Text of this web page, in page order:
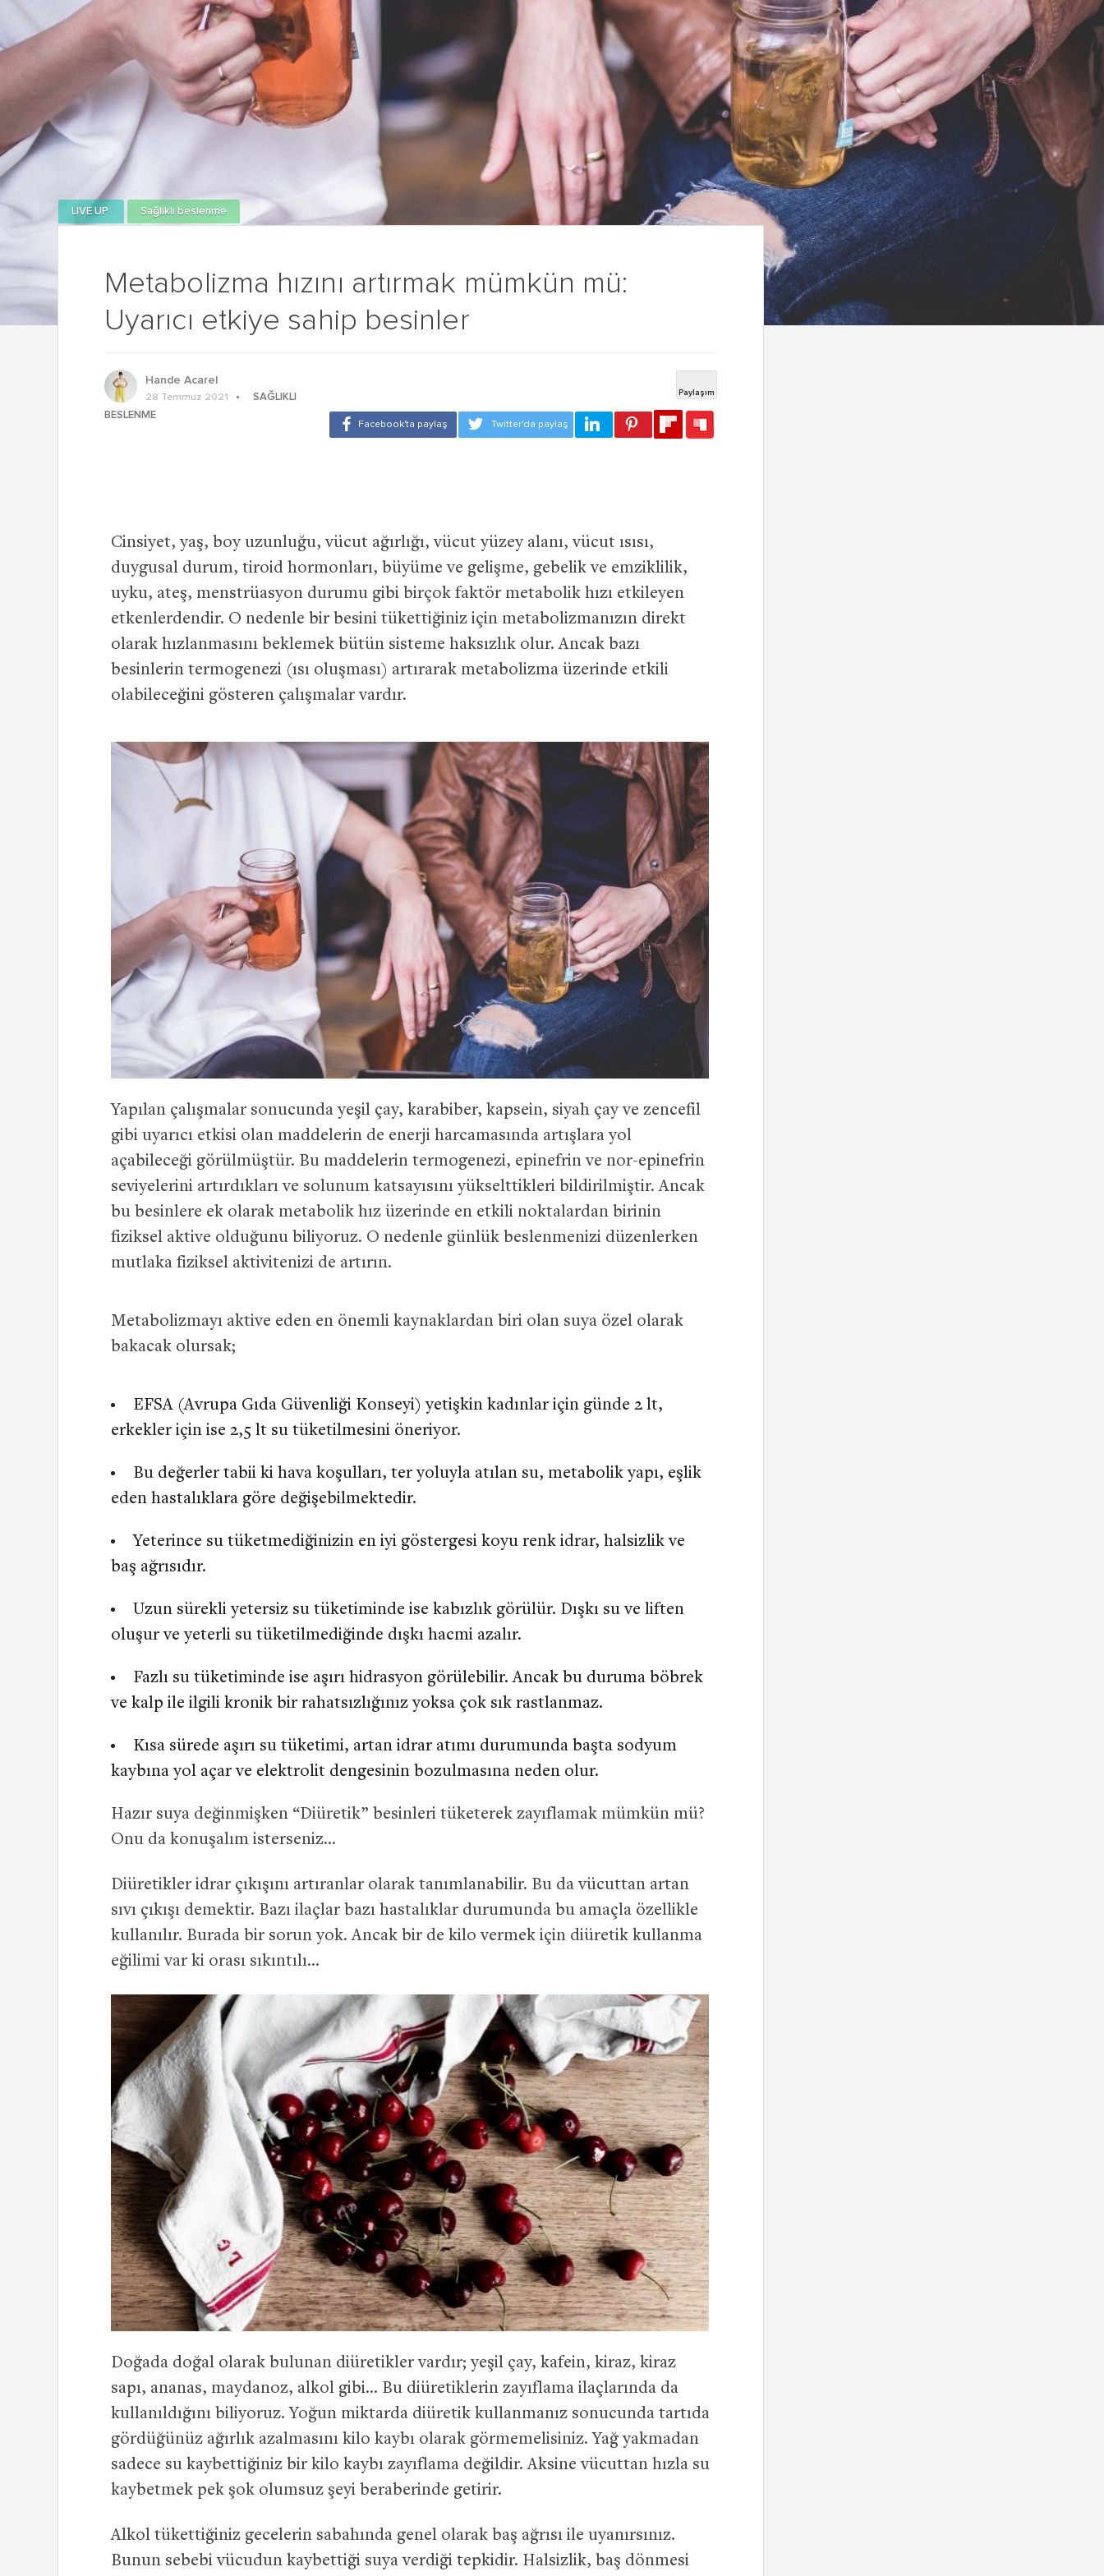
Metabolizma hızını artırmak mümkün mü:
Uyarıcı etkiye sahip besinler
LIVE UP Sağlıklı beslenme
Hande Acarel
28 Temmuz 2021
SAĞLIKLI
BESLENME
Cinsiyet, yaş, boy uzunluğu, vücut ağırlığı, vücut yüzey alanı, vücut ısısı,
duygusal durum, tiroid hormonları, büyüme ve gelişme, gebelik ve emziklilik,
uyku, ateş, menstrüasyon durumu gibi birçok faktör metabolik hızı etkileyen
etkenlerdendir. O nedenle bir besini tükettiğiniz için metabolizmanızın direkt
olarak hızlanmasını beklemek bütün sisteme haksızlık olur. Ancak bazı
besinlerin termogenezi (ısı oluşması) artırarak metabolizma üzerinde etkili
olabileceğini gösteren çalışmalar vardır.
Yapılan çalışmalar sonucunda yeşil çay, karabiber, kapsein, siyah çay ve zencefil
gibi uyarıcı etkisi olan maddelerin de enerji harcamasında artışlara yol
açabileceği görülmüştür. Bu maddelerin termogenezi, epinefrin ve nor-epinefrin
seviyelerini artırdıkları ve solunum katsayısını yükselttikleri bildirilmiştir. Ancak
bu besinlere ek olarak metabolik hız üzerinde en etkili noktalardan birinin
fiziksel aktive olduğunu biliyoruz. O nedenle günlük beslenmenizi düzenlerken
mutlaka fiziksel aktivitenizi de artırın.
Metabolizmayı aktive eden en önemli kaynaklardan biri olan suya özel olarak
bakacak olursak;
EFSA (Avrupa Gıda Güvenliği Konseyi) yetişkin kadınlar için günde 2 lt,
erkekler için ise 2,5 lt su tüketilmesini öneriyor.
Bu değerler tabii ki hava koşulları, ter yoluyla atılan su, metabolik yapı, eşlik
eden hastalıklara göre değişebilmektedir.
Yeterince su tüketmediğinizin en iyi göstergesi koyu renk idrar, halsizlik ve
baş ağrısıdır.
Uzun sürekli yetersiz su tüketiminde ise kabızlık görülür. Dışkı su ve liften
oluşur ve yeterli su tüketilmediğinde dışkı hacmi azalır.
Fazlı su tüketiminde ise aşırı hidrasyon görülebilir. Ancak bu duruma böbrek
ve kalp ile ilgili kronik bir rahatsızlığınız yoksa çok sık rastlanmaz.
Kısa sürede aşırı su tüketimi, artan idrar atımı durumunda başta sodyum
kaybına yol açar ve elektrolit dengesinin bozulmasına neden olur.
Hazır suya değinmişken “Diüretik” besinleri tüketerek zayıflamak mümkün mü?
Onu da konuşalım isterseniz…
Diüretikler idrar çıkışını artıranlar olarak tanımlanabilir. Bu da vücuttan artan
sıvı çıkışı demektir. Bazı ilaçlar bazı hastalıklar durumunda bu amaçla özellikle
kullanılır. Burada bir sorun yok. Ancak bir de kilo vermek için diüretik kullanma
eğilimi var ki orası sıkıntılı…
Doğada doğal olarak bulunan diüretikler vardır; yeşil çay, kafein, kiraz, kiraz
sapı, ananas, maydanoz, alkol gibi… Bu diüretiklerin zayıflama ilaçlarında da
kullanıldığını biliyoruz. Yoğun miktarda diüretik kullanmanız sonucunda tartıda
gördüğünüz ağırlık azalmasını kilo kaybı olarak görmemelisiniz. Yağ yakmadan
sadece su kaybettiğiniz bir kilo kaybı zayıflama değildir. Aksine vücuttan hızla su
kaybetmek pek şok olumsuz şeyi beraberinde getirir.
Alkol tükettiğiniz gecelerin sabahında genel olarak baş ağrısı ile uyanırsınız.
Bunun sebebi vücudun kaybettiği suya verdiği tepkidir. Halsizlik, baş dönmesi